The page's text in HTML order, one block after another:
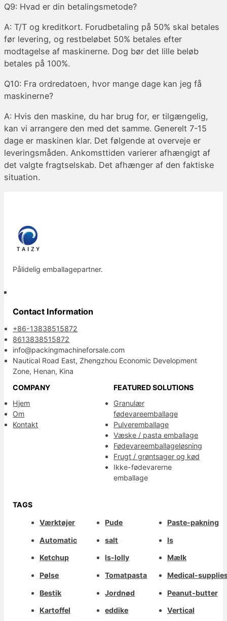
Q9: Hvad er din betalingsmetode?
A: T/T og kreditkort. Forudbetaling på 50% skal betales
før levering, og restbeløbet 50% betales efter
modtagelse af maskinerne. Dog bør det lille beløb
betales på 100%.
Q10: Fra ordredatoen, hvor mange dage kan jeg få
maskinerne?
A: Hvis den maskine, du har brug for, er tilgængelig,
kan vi arrangere den med det samme. Generelt 7-15
dage er maskinen klar. Det følgende at overveje er
leveringsmåden. Ankomsttiden varierer afhængigt af
det valgte fragtselskab. Det afhænger af den faktiske
situation.
Pålidelig emballagepartner.
Contact Information
+86-13838515872
8613838515872
info@packingmachineforsale.com
Nautical Road East, Zhengzhou Economic Development
Zone, Henan, Kina
COMPANY
Hjem
Om
Kontakt
FEATURED SOLUTIONS
Granulær
fødevareemballage
Pulveremballage
Væske / pasta emballage
Fødevareemballageløsning
Frugt / grøntsager og kød
Ikke-fødevarerne
emballage
TAGS
Værktøjer
Automatic
Ketchup
Pølse
Bestik
Kartoffel
Pude
salt
Is-lolly
Tomatpasta
Jordnød
eddike
Paste-pakning
Is
Mælk
Medical-
Peanut-butter
Vertical